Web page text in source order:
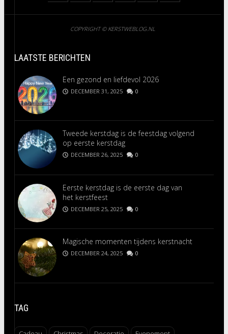
COPYRIGHT © KERSTWEBLOG.NL
LAATSTE BERICHTEN
Een gezond en liefdevol 2026
DECEMBER 31, 2025 0
Tweede kerstdag is de feestdag volgend
op eerste kerstdag
DECEMBER 26, 2025 0
Eerste kerstdag is de eerste dag van
het kerstfeest
DECEMBER 25, 2025 0
Magische momenten tijdens kerstnacht
DECEMBER 24, 2025 0
TAG